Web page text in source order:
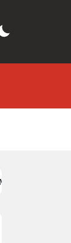
Arıkan’ı